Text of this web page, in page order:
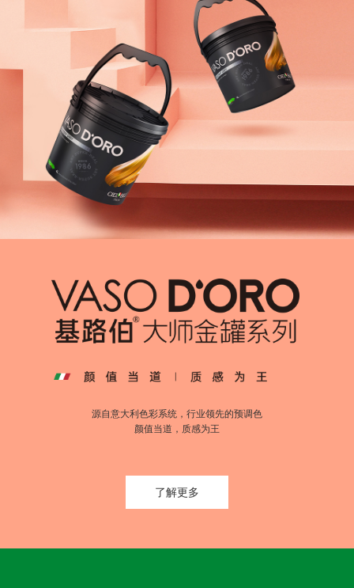
源自意大利色彩系统，行业领先的预调色
颜值当道，质感为王
了解更多